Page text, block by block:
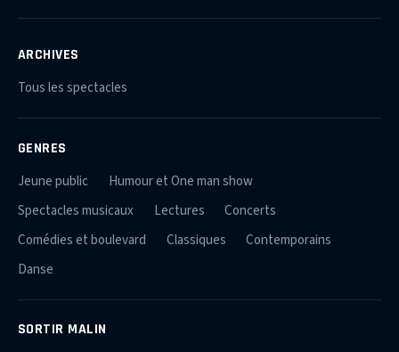
ARCHIVES
Tous les spectacles
GENRES
Jeune public
Humour et One man show
Spectacles musicaux
Lectures
Concerts
Comédies et boulevard
Classiques
Contemporains
Danse
SORTIR MALIN